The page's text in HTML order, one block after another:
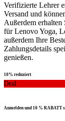
Verifizierte Lehrer
Versand und
Außerdem
für Lenovo Yoga,
außerdem Ihre
Zahlungsdetails
genießen.
10% reduziert
Deal
Anmelden und 10 % RABATT